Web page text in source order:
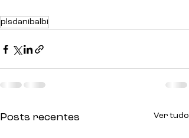
plsdanibalbi
Posts recentes Ver tudo